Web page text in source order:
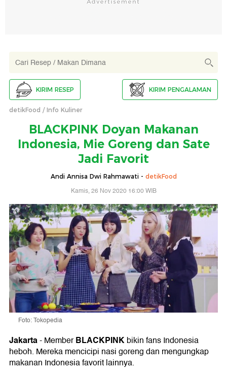
KIRIM RESEP KIRIM PENGALAMAN
detikFood Info Kuliner
BLACKPINK Doyan Makanan
Indonesia, Mie Goreng dan Sate
Jadi Favorit
Andi Annisa Dwi Rahmawati - detikFood
Kamis, 26 Nov 2020 16:00 WIB
Foto: Tokopedia
Jakarta-MemberBLACKPINKbikin fans Indonesia
heboh. Mereka mencicipi nasi goreng dan mengungkap
makanan Indonesia favorit lainnya.